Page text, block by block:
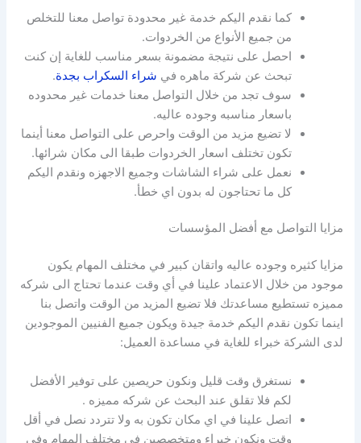
كما نقدم اليكم خدمة غير محدودة تواصل معنا للتخلص
من جميع الأنواع من الخردوات.
احصل على نتيجة مضمونة بسعر مناسب للغاية إن كنت
تبحث عن شركة ماهره في شراء السكراب بجدة.
سوف تجد من خلال التواصل معنا خدمات غير محدوده
باسعار مناسبه وجوده عاليه.
لا تضيع مزيد من الوقت واحرص على التواصل معنا أينما
تكون تختلف اسعار الخردوات طبقا الى مكان شرائها.
نعمل على شراء الشاشات وجميع الاجهزه ونقدم اليكم
كل ما تحتاجون له بدون اي خطأ.
مزايا التواصل مع أفضل المؤسسات
مزايا كثيره وجوده عاليه واتقان كبير في مختلف المهام يكون
موجود من خلال الاعتماد علينا في أي وقت عندما تحتاج الى شركه
مميزه تستطيع مساعدتك فلا تضيع المزيد من الوقت واتصل بنا
اينما تكون نقدم اليكم خدمة جيدة ويكون جميع الفنيين الموجودين
لدى الشركة خبراء للغاية في مساعدة العميل:
نستغرق وقت قليل ونكون حريصين على توفير الأفضل
لكم فلا تقلق عند البحث عن شركه مميزه .
اتصل علينا في اي مكان تكون به ولا تتردد نصل في أقل
وقت ونكون خبراء ومتخصصين في مختلف المهام وفي